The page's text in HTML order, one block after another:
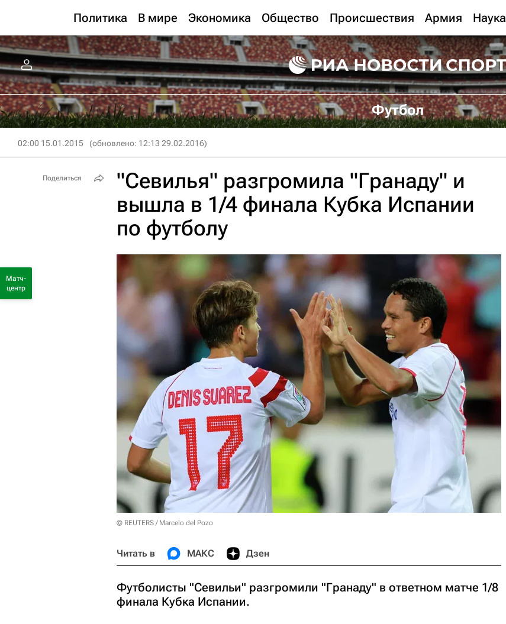
Политика В мире Экономика Общество Происшествия Армия Наука
Футбол
02:00 15.01.2015 (обновлено: 12:13 29.02.2016)
"Севилья" разгромила "Гранаду" и
вышла в 1/4 финала Кубка Испании
по футболу
© REUTERS / Marcelo del Pozo
Читать в МАКС Дзен
Футболисты "Севильи" разгромили "Гранаду" в ответном матче 1/8
финала Кубка Испании.
Поделиться
Матч-
центр